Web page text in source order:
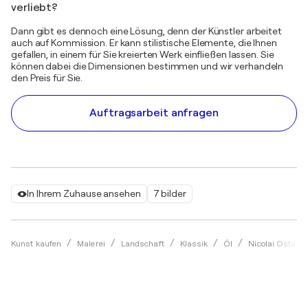
In Ihrem Zuhause ansehen 7 bilder
Kunst kaufen Malerei Landschaft Klassik Öl Nicolai
verliebt?
Dann gibt es dennoch eine Lösung, denn der Künstler arbeitet
auch auf Kommission. Er kann stilistische Elemente, die Ihnen
gefallen, in einem für Sie kreierten Werk einfließen lassen. Sie
können dabei die Dimensionen bestimmen und wir verhandeln
den Preis für Sie.
Auftragsarbeit anfragen